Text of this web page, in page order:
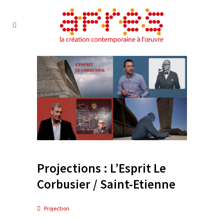
Projections : L’Esprit Le
Corbusier / Saint-Etienne
Projection